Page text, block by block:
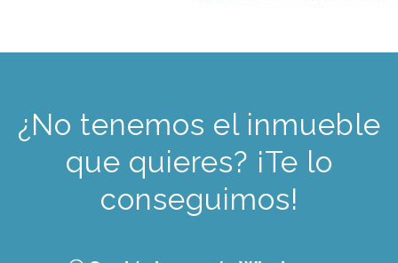
¿No tenemos el inmueble
que quieres? ¡Te lo
conseguimos!